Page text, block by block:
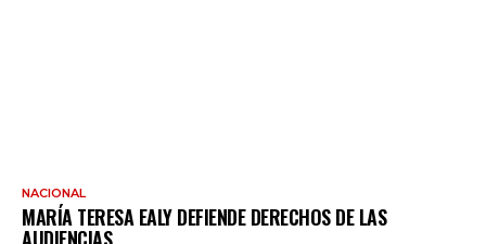
NACIONAL
MARÍA TERESA EALY DEFIENDE DERECHOS DE LAS